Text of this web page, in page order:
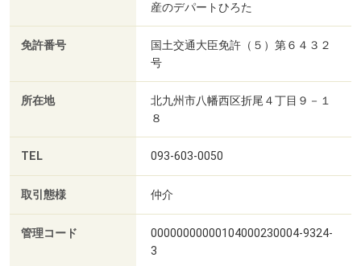
産のデパートひろた
免許番号
国土交通大臣免許（５）第６４３２
号
所在地
北九州市八幡西区折尾４丁目９－１
８
TEL 093-603-0050
取引態様 仲介
管理コード
00000000000104000230004-9324-
3